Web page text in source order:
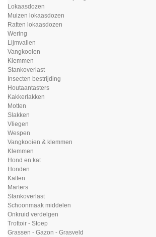
Lokaasdozen
Muizen lokaasdozen
Ratten lokaasdozen
Wering
Lijmvallen
Vangkooien
Klemmen
Stankoverlast
Insecten bestrijding
Houtaantasters
Kakkerlakken
Motten
Slakken
Vliegen
Wespen
Vangkooien & klemmen
Klemmen
Hond en kat
Honden
Katten
Marters
Stankoverlast
Schoonmaak middelen
Onkruid verdelgen
Trottoir - Stoep
Grassen - Gazon - Grasveld